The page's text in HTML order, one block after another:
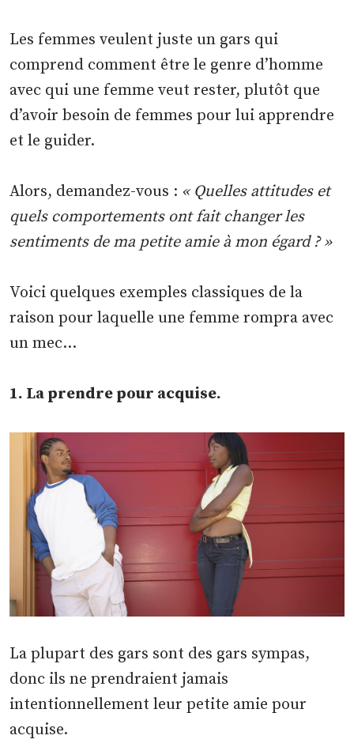
Les femmes veulent juste un gars qui
comprend comment être le genre d’homme
avec qui une femme veut rester, plutôt que
d’avoir besoin de femmes pour lui apprendre
et le guider.
Alors, demandez-vous : « Quelles attitudes et
quels comportements ont fait changer les
sentiments de ma petite amie à mon égard ? »
Voici quelques exemples classiques de la
raison pour laquelle une femme rompra avec
un mec…
1. La prendre pour acquise.
La plupart des gars sont des gars sympas,
donc ils ne prendraient jamais
intentionnellement leur petite amie pour
acquise.